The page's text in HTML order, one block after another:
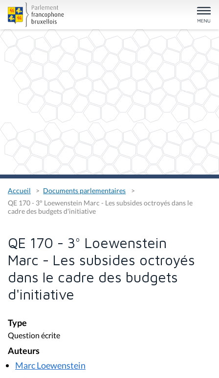
Accueil
Documents parlementaires
QE 170 - 3° Loewenstein Marc - Les subsides octroyés dans le
cadre des budgets d'initiative
QE 170 - 3° Loewenstein
Marc - Les subsides octroyés
dans le cadre des budgets
d'initiative
Type
Question écrite
Auteurs
Marc Loewenstein